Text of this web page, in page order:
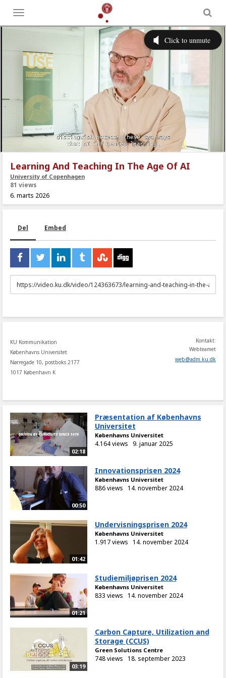
Toggle
menu
Learning And Teaching In The Age Of AI
University of Copenhagen
81 views
6. marts 2026
Del Embed
URL
to
KU Kommunikation
Københavns Universitet
Nørregade 10, postboks 2177
1017 København K
Kontakt:
Webteamet
web@adm.ku.dk
02:18
Præsentation af Københavns
Universitet
Københavns Universitet
4.164 views 9. januar 2025
00:50
Innovationsprisen 2024
Københavns Universitet
886 views 14. november 2024
01:42
Undervisningsprisen 2024
Københavns Universitet
1.917 views 14. november 2024
01:21
Studiemiljøprisen 2024
Københavns Universitet
833 views 14. november 2024
03:19
Carbon Capture, Utilization and
Storage (CCUS)
Green Solutions Centre
748 views 18. september 2023